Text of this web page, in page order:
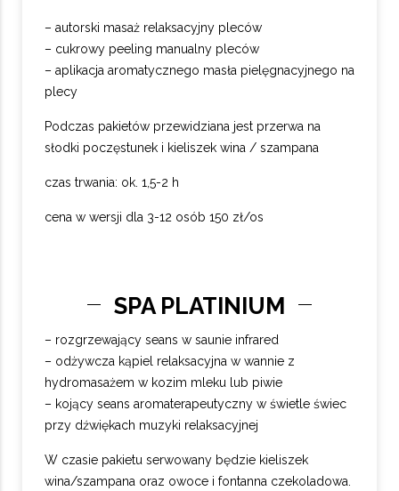
– autorski masaż relaksacyjny pleców
– cukrowy peeling manualny pleców
– aplikacja aromatycznego masła pielęgnacyjnego na
plecy
Podczas pakietów przewidziana jest przerwa na
słodki poczęstunek i kieliszek wina / szampana
czas trwania: ok. 1,5-2 h
cena w wersji dla 3-12 osób 150 zł/os
SPA PLATINIUM
– rozgrzewający seans w saunie infrared
– odżywcza kąpiel relaksacyjna w wannie z
hydromasażem w kozim mleku lub piwie
– kojący seans aromaterapeutyczny w świetle świec
przy dźwiękach muzyki relaksacyjnej
W czasie pakietu serwowany będzie kieliszek
wina/szampana oraz owoce i fontanna czekoladowa.